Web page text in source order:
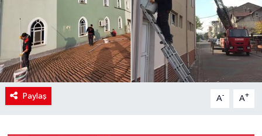
Paylaş A- A+